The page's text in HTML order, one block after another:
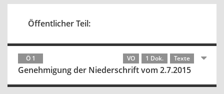
Öffentlicher Teil:
Ö 1 VO 1 Dok. Texte
Genehmigung der Niederschrift vom 2.7.2015